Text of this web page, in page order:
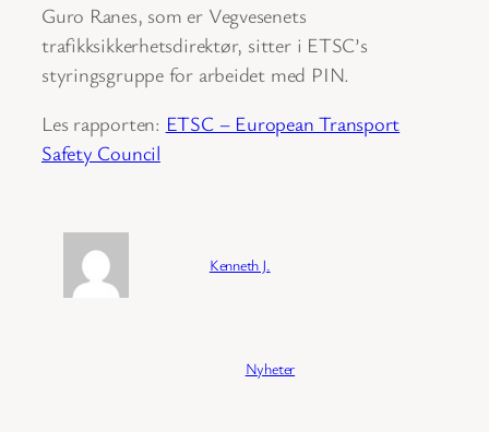
Guro Ranes, som er Vegvesenets
trafikksikkerhetsdirektør, sitter i ETSC’s
styringsgruppe for arbeidet med PIN.
Les rapporten: ETSC – European Transport
Safety Council
Kenneth J.
Nyheter